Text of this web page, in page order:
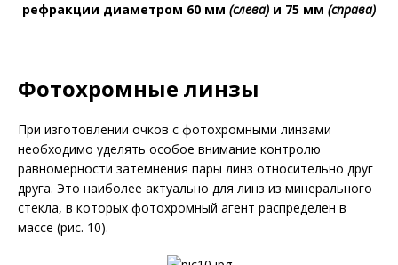
рефракции диаметром 60 мм (слева) и 75 мм (справа)
Фотохромные линзы
При изготовлении очков с фотохромными линзами
необходимо уделять особое внимание контролю
равномерности затемнения пары линз относительно друг
друга. Это наиболее актуально для линз из минерального
стекла, в которых фотохромный агент распределен в
массе (рис. 10).